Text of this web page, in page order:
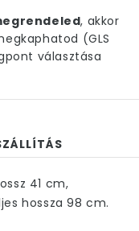
, akkor
(GLS
választása
41 cm,
hossza 98 cm.